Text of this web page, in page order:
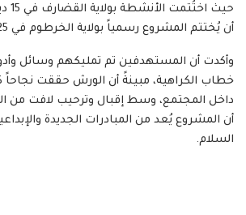
أن يُختتم المشروع رسمياً بولاية الخرطوم في 25 ديسمبر.
وأكدت أن المستهدفين تم تمليكهم وسائل
خطاب الكراهية، مبينةً أن الورش حققت
داخل المجتمع، وسط إقبال وترحيب لافت من
أن المشروع يُعد من المبادرات الجديدة
السلام.